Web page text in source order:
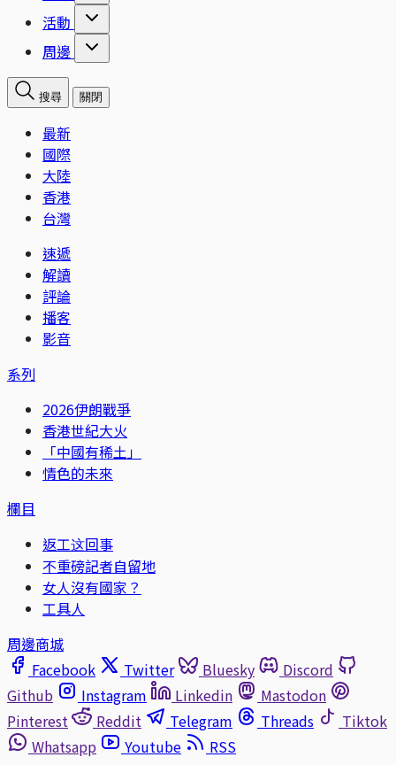
活動
周邊
搜尋 關閉
最新
國際
大陸
香港
台灣
速遞
解讀
評論
播客
影音
系列
2026伊朗戰爭
香港世紀大火
「中國有稀土」
情色的未來
欄目
返工这回事
不重磅記者自留地
女人沒有國家？
工具人
周邊商城
Facebook
Twitter Bluesky
Discord
Github
Instagram Linkedin
Mastodon
Pinterest
Reddit Telegram Threads
Tiktok
Whatsapp
Youtube
RSS